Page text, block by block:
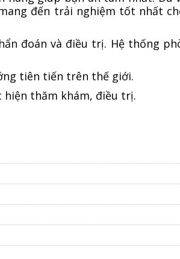
đến trải nghiệm tốt nhất
đoán và điều trị. Hệ thống
tiên tiến trên thế giới.
hiện thăm khám, điều trị.